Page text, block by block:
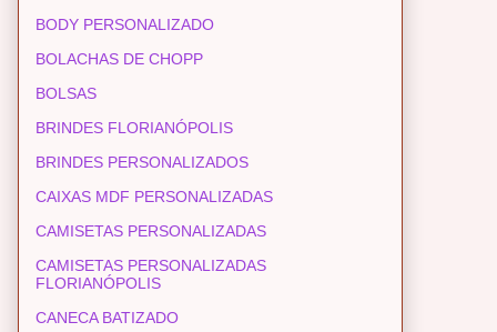
BODY PERSONALIZADO
BOLACHAS DE CHOPP
BOLSAS
BRINDES FLORIANÓPOLIS
BRINDES PERSONALIZADOS
CAIXAS MDF PERSONALIZADAS
CAMISETAS PERSONALIZADAS
CAMISETAS PERSONALIZADAS
FLORIANÓPOLIS
CANECA BATIZADO